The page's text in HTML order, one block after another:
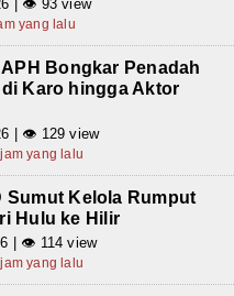
| 👁 93 view
yang lalu
Bongkar Penadah
Karo hingga Aktor
| 👁 129 view
yang lalu
Sumut Kelola Rumput
Hulu ke Hilir
| 👁 114 view
yang lalu